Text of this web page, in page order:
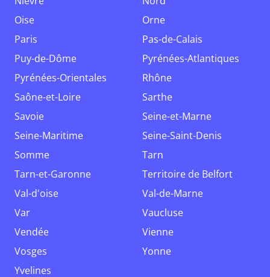
Oise
Orne
Paris
Pas-de-Calais
Puy-de-Dôme
Pyrénées-Atlantiques
Pyrénées-Orientales
Rhône
Saône-et-Loire
Sarthe
Savoie
Seine-et-Marne
Seine-Maritime
Seine-Saint-Denis
Somme
Tarn
Tarn-et-Garonne
Territoire de Belfort
Val-d'oise
Val-de-Marne
Var
Vaucluse
Vendée
Vienne
Vosges
Yonne
Yvelines